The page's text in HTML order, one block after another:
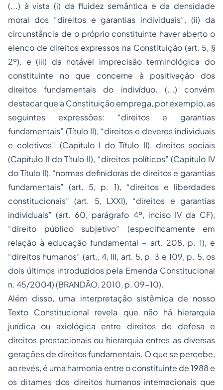
(...) à vista (i) da fluidez semântica e da densidade
moral dos “direitos e garantias individuais”, (ii) da
circunstância de o próprio constituinte haver aberto o
elenco de direitos expressos na Constituição (art. 5, §
2º), e (iii) da notável imprecisão terminológica do
constituinte no que concerne à positivação dos
direitos fundamentais do indivíduo. (...) convém
destacar que a Constituição emprega, por exemplo, as
seguintes expressões: “direitos e garantias
fundamentais” (Título II), “direitos e deveres individuais
e coletivos” (Capítulo I do Título II), direitos sociais
(Capítulo II do Título II), “direitos políticos” (Capítulo IV
do Título II), “normas definidoras de direitos e garantias
fundamentais” (art. 5, p. 1), “direitos e liberdades
constitucionais” (art. 5, LXXI), “direitos e garantias
individuais” (art. 60, parágrafo 4º, inciso IV da CF),
“direito público subjetivo” (especificamente em
relação à educação fundamental – art. 208, p. 1), e
“direitos humanos” (art., 4, III, art. 5, p. 3 e 109, p. 5, os
dois últimos introduzidos pela Emenda Constitucional
n. 45/2004) (BRANDÃO, 2010, p. 09-10).
Além disso, uma interpretação sistêmica de nosso
Texto Constitucional revela que não há hierarquia
jurídica ou axiológica entre direitos de defesa e
direitos prestacionais ou hierarquia entres as diversas
gerações de direitos fundamentais. O que se percebe,
ao revés, é uma harmonia entre o constituinte de 1988 e
os ditames dos direitos humanosinternacionais que